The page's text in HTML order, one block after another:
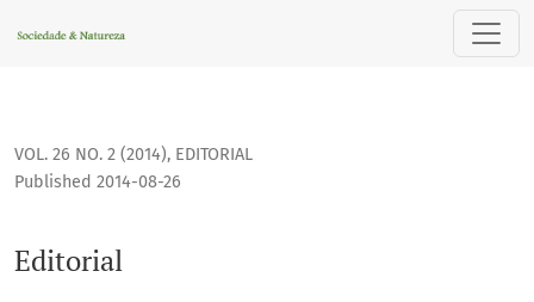
VOL. 26 NO. 2 (2014), EDITORIAL
Editorial
Published 2014-08-26